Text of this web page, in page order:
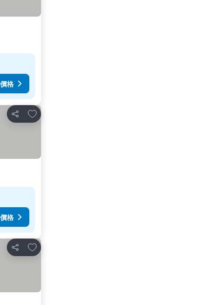
格
分享
放到收藏夾
格
分享
放到收藏夾